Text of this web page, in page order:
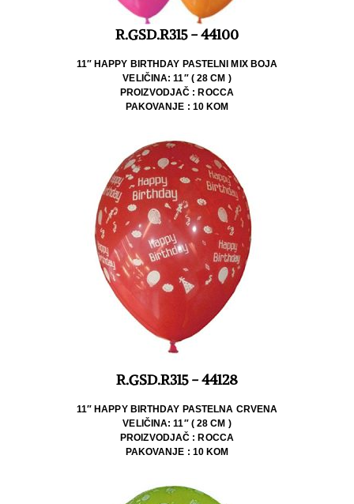
R.GSD.R315 - 44100
11″ HAPPY BIRTHDAY PASTELNI MIX BOJA
VELIČINA: 11″ ( 28 CM )
PROIZVODJAČ : ROCCA
PAKOVANJE : 10 KOM
R.GSD.R315 - 44128
11″ HAPPY BIRTHDAY PASTELNA CRVENA
VELIČINA: 11″ ( 28 CM )
PROIZVODJAČ : ROCCA
PAKOVANJE : 10 KOM